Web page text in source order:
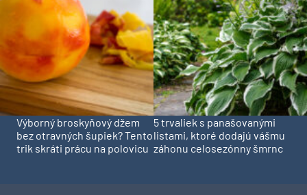
Výborný broskyňový džem
bez otravných šupiek? Tento
trik skráti prácu na polovicu
5 trvaliek s panašovanými
listami, ktoré dodajú vášmu
záhonu celosezónny šmrnc